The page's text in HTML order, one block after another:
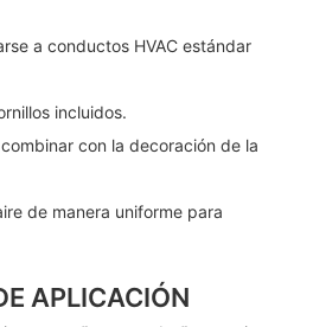
a conductos HVAC estándar
incluidos.
con la decoración de la
de manera uniforme para
APLICACIÓN